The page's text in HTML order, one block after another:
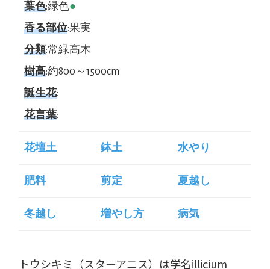
葉色:緑色●
香る部位:果実
分類:常緑高木
樹高:約800～1500cm
誕生花:
花言葉:
花壇土 鉢土 水やり
肥料 剪定 夏越し
冬越し 増やし方 病気
トウシキミ（スターアニス）は学名illicium